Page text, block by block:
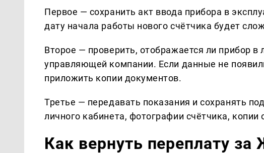
Первое — сохранить акт ввода прибора в
дату начала работы нового счётчика будет
Второе — проверить, отображается ли прибор в
управляющей компании. Если данные не
приложить копии документов.
Третье — передавать показания и сохранять
личного кабинета, фотографии счётчика,
Как вернуть переплату